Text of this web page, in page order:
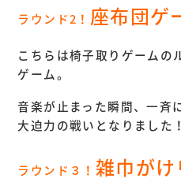
ラウンド2！ 座布団ゲ
こちらは椅子取りゲームの
ゲーム。
音楽が止まった瞬間、一斉
大迫力の戦いとなりました！
ラウンド３！ 雑巾がけ